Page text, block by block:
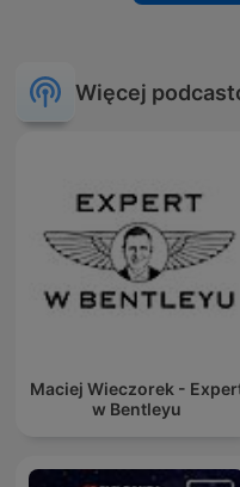
Więcej
Maciej Wieczorek -
w Bentleyu